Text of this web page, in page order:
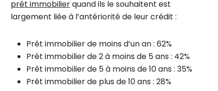
prêt immobilierquand ils le souhaitent est
largement liée à l’antériorité de leur crédit :
Prêt immobilier de moins d’un an : 62%
Prêt immobilier de 2 à moins de 5 ans : 42%
Prêt immobilier de 5 à moins de 10 ans : 35%
Prêt immobilier de plus de 10 ans : 28%